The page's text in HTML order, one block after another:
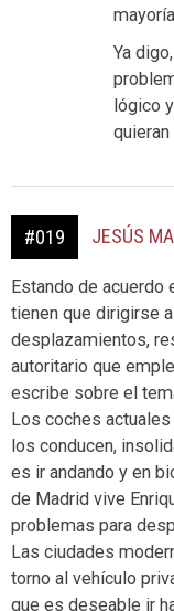
Ya
lógico
#019 JESÚS
Estando de acuerdo
tienen que dirigirse
desplazamientos,
autoritario que
escribe sobre el
Los coches
los conducen,
es ir andando y en
de Madrid vive
problemas para
Las ciudades
torno al vehículo
que es deseable ir